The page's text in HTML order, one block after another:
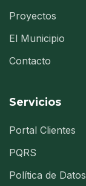
Proyectos
El Municipio
Contacto
Servicios
Portal Clientes
PQRS
Política de Datos